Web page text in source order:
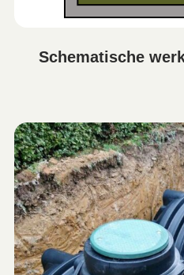
Schematische